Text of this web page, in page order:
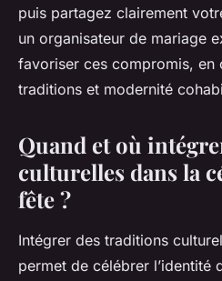
puis partagez clairement
un organisateur de mariage
favoriser ces compromis, en
traditions et modernité
Quand et où
culturelles dans la
fête ?
Intégrer des traditions
permet de célébrer l’identité